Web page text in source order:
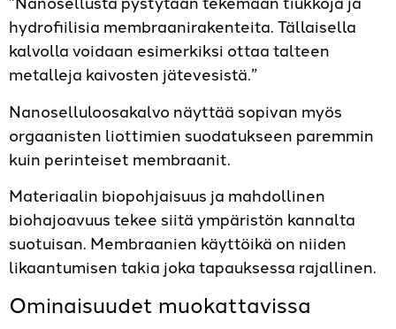
hydrofiilisia membraanirakenteita. Tällaisella
kalvolla voidaan esimerkiksi ottaa talteen
metalleja kaivosten jätevesistä.”
Nanoselluloosakalvo näyttää sopivan myös
orgaanisten liottimien suodatukseen paremmin
kuin perinteiset membraanit.
Materiaalin biopohjaisuus ja mahdollinen
biohajoavuus tekee siitä ympäristön kannalta
suotuisan. Membraanien käyttöikä on niiden
likaantumisen takia joka tapauksessa rajallinen.
Ominaisuudet muokattavissa